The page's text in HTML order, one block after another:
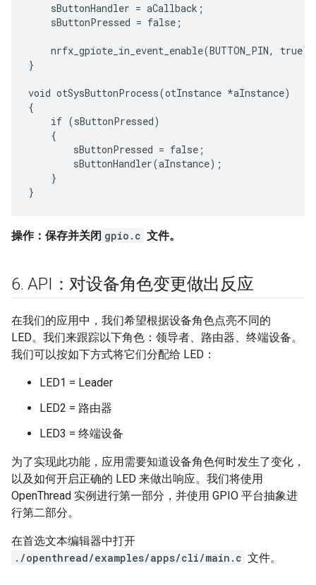
    sButtonHandler = aCallback;
    sButtonPressed = false;
    nrfx_gpiote_in_event_enable(BUTTON_PIN, true);
}
void otSysButtonProcess(otInstance *aInstance)
{
    if (sButtonPressed)
    {
        sButtonPressed = false;
        sButtonHandler(aInstance);
    }
操作：保存并关闭 gpio.c 文件。
6. API：对设备角色变更做出反应
在我们的应用中，我们希望根据设备角色点亮不同的
LED。我们来跟踪以下角色：领导者、路由器、终端设备。
我们可以按如下方式将它们分配给 LED：
LED1 = Leader
LED2 = 路由器
LED3 = 终端设备
为了实现此功能，应用需要知道设备角色何时发生了变化，
以及如何开启正确的 LED 来做出响应。我们将使用
OpenThread 实例进行第一部分，并使用 GPIO 平台抽象进
行第二部分。
在首选文本编辑器中打开
./openthread/examples/apps/cli/main.c 文件。